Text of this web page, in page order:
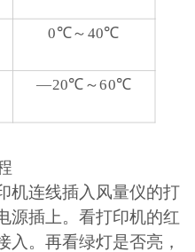
0℃～40℃
—20℃～60℃
机连线插入风量仪的打
源插上。看打印机的红
入。再看绿灯是否亮，